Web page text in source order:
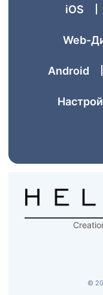
iOS
Web-
Аndroid
©